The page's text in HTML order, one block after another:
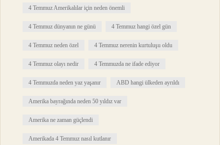
4 Temmuz Amerikalılar için neden önemli
4 Temmuz dünyanın ne günü 4 Temmuz hangi özel gün
4 Temmuz neden özel 4 Temmuz nerenin kurtuluşu oldu
4 Temmuz olayı nedir 4 Temmuzda ne ifade ediyor
4 Temmuzda neden yaz yaşanır ABD hangi ülkeden ayrıldı
Amerika bayrağında neden 50 yıldız var
Amerika ne zaman güçlendi
Amerikada 4 Temmuz nasıl kutlanır